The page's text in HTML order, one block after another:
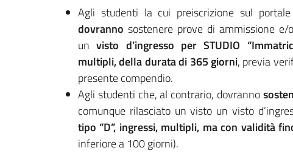
Agli studenti la cui preiscrizione sul
dovranno sostenere prove di ammissione
unvisto d’ingresso per STUDIO
multipli, della durata di 365 giorni, previa
presente compendio.
Agli studenti che, al contrario, dovranno
comunque rilasciato un visto un visto
tipo “D”, ingressi, multipli, ma con validità
inferiore a 100 giorni).